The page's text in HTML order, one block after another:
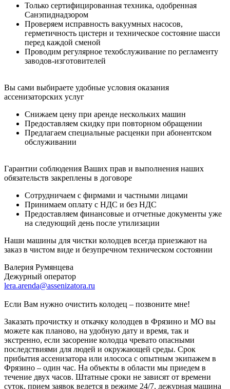
Только сертифицированная техника, одобренная
Санэпиднадзором
Проверяем исправность вакуумных насосов,
герметичность цистерн и техническое состояние шасси
перед каждой сменой
Проводим регулярное техобслуживание по регламенту
заводов-изготовителей
Вы сами выбираете удобные условия оказания
ассенизаторских услуг
Снижаем цену при аренде нескольких машин
Предоставляем скидку при повторном обращении
Предлагаем специальные расценки при абонентском
обслуживании
Гарантии соблюдения Ваших прав и выполнения наших
обязательств закреплены в договоре
Сотрудничаем с фирмами и частными лицами
Принимаем оплату с НДС и без НДС
Предоставляем финансовые и отчетные документы уже
на следующий день после утилизации
Наши машины для чистки колодцев всегда приезжают на
заказ в чистом виде и безупречном техническом состоянии
Валерия Румянцева
Дежурный оператор
lera.arenda@assenizatora.ru
Если Вам нужно очистить колодец – позвоните мне!
Заказать прочистку и откачку колодцев в Фрязино и МО вы
можете как планово, на удобную дату и время, так и
экстренно, если засорение колодца чревато опасными
последствиями для людей и окружающей среды. Срок
прибытия ассенизатора или илососа с опытным экипажем в
Фрязино – один час. На объекты в области мы приедем в
течение двух часов. Штатные сроки не зависят от времени
суток, прием заявок ведется в режиме 24/7, дежурная машина